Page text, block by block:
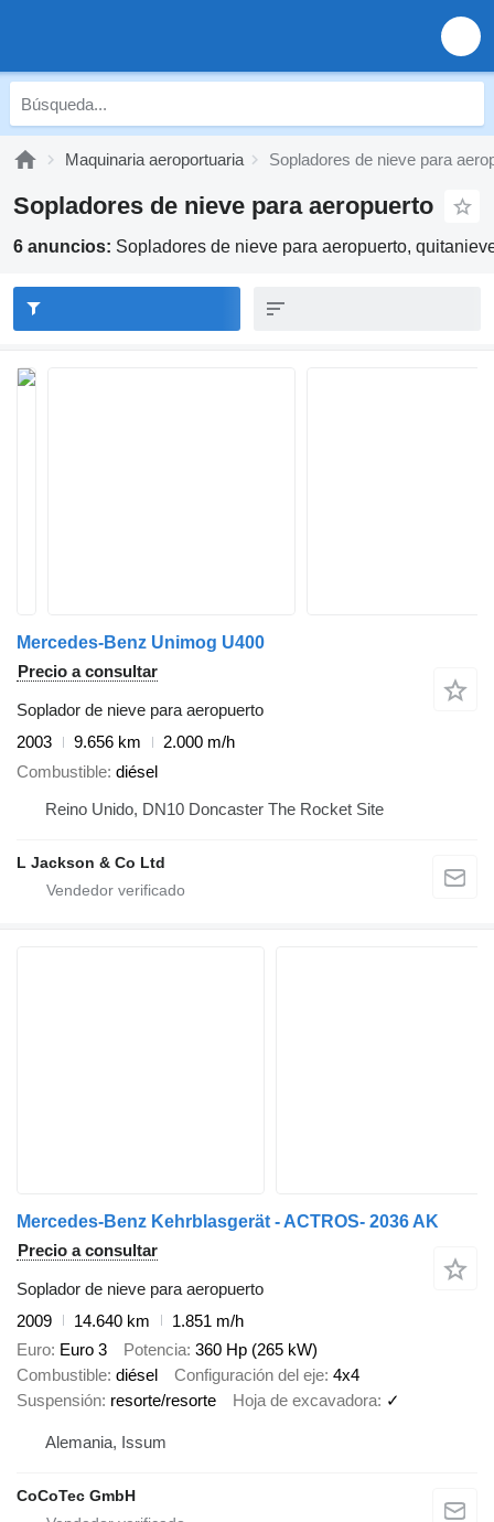
Maquinaria aeroportuaria Sopladores de nieve para
Sopladores de nieve para aeropuerto
6 anuncios: Sopladores de nieve para aeropuerto,
Mercedes-Benz Unimog U400
Precio a consultar
Soplador de nieve para aeropuerto
2003
9.656 km
2.000 m/h
Combustible diésel
Reino Unido, DN10 Doncaster The Rocket Site
L Jackson & Co Ltd
Mercedes-Benz Kehrblasgerät - ACTROS- 2036 AK
Precio a consultar
Soplador de nieve para aeropuerto
2009
14.640 km
1.851 m/h
Euro Euro 3 Potencia 360 Hp (265 kW)
Combustible diésel Configuración del eje 4x4
Suspensión resorte/resorte Hoja de excavadora ✓
Alemania, Issum
CoCoTec GmbH